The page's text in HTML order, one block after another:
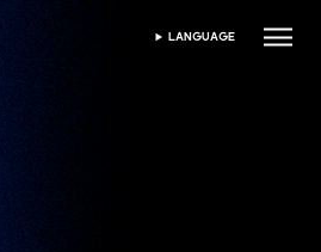
SELECT LANGUAGE
LANGUAGE